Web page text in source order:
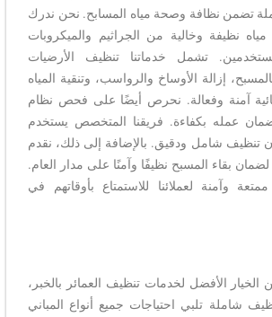
تضمن نظافة وصحة مياه المسابح. نحن ندرك
نظيفة وخالية من الجراثيم والميكروبات
تشمل خدماتنا تنظيف الأرضيات
إزالة الأوساخ والرواسب، وتنقية المياه
آمنة وفعالة. نحرص أيضًا على فحص نظام
عمله بكفاءة. فريقنا المتخصص يستخدم
تنظيف شامل ودقيق. بالإضافة إلى ذلك، نقدم
بقاء المسبح نظيفًا وآمنًا على مدار العام.
وآمنة لعملائنا للاستمتاع بأوقاتهم في
الأفضل لخدمات تنظيف العمائر بالخبر،
شاملة تلبي احتياجات جميع أنواع المباني